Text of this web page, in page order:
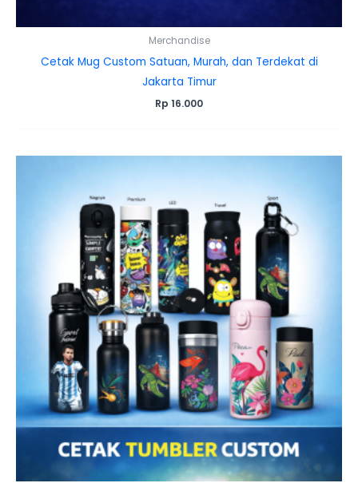
Merchandise
Cetak Mug Custom Satuan, Murah, dan Terdekat di
Jakarta Timur
Rp 16.000